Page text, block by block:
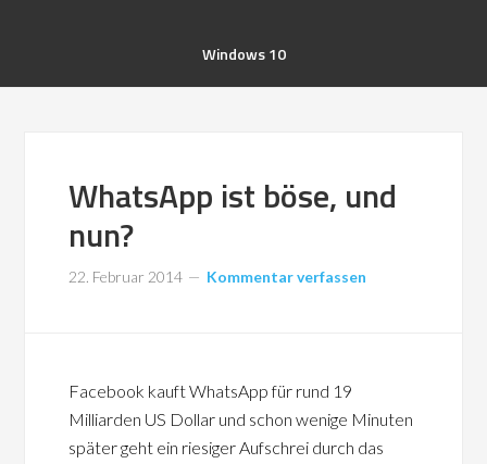
Windows 10
WhatsApp ist böse, und
nun?
22. Februar 2014 Kommentar verfassen
Facebook kauft WhatsApp für rund 19
Milliarden US Dollar und schon wenige Minuten
später geht ein riesiger Aufschrei durch das